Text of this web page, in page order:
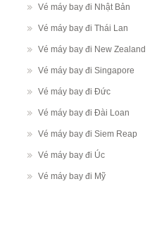
Vé máy bay đi Nhật Bản
Vé máy bay đi Thái Lan
Vé máy bay đi New Zealand
Vé máy bay đi Singapore
Vé máy bay đi Đức
Vé máy bay đi Đài Loan
Vé máy bay đi Siem Reap
Vé máy bay đi Úc
Vé máy bay đi Mỹ